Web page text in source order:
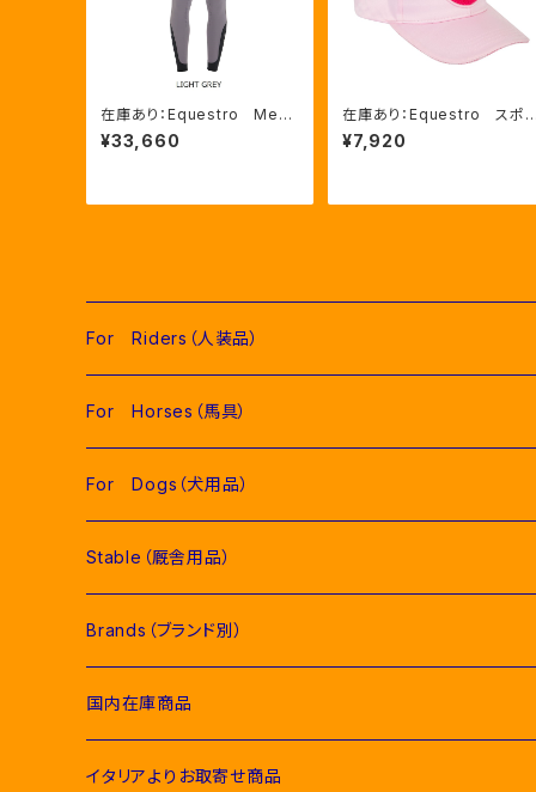
在庫あり：Equestro Me
n’S高機能サマーキュロット
（ニーグリップ）LIGHT GRE
¥33,660
在庫あり：Equestro スポ
ジロゴ ベースボールキャッ
プ ４色（ETU03045）
¥7,920
For Riders（人装品）
Men（男性用衣類）
Competition Jackets（競技用ジャケット）
Competition Shirts（競技用シャツ）
Women（女性用衣類）
Competition Jackets（競技用ジャケット）
Competition Shirts（競技用シャツ）
Young Riders（ジュニア用衣類）
Competition Jackets（競技用ジャケット）
Competition Shirts（競技用シャツ）
Socks & Ties（ソックス、ネクタイ類）
Socks（ソックス）
Ties（ネクタイ類）
Raincoats（レインコート）
Body Protector（ボディプロテクター）
For Horses（馬具）
Pads（ゼッケン、パッド類）
Jumping Pads（障害馬術用ゼッケン）
Dressage Pads（馬場馬術用ゼッケン）
Fly Veils（イヤーネット類）
Bridles＆ Accesories （頭絡、手綱）
Bit（ハミ）
Halter & Lead rope（無口、曳き手）
For Dogs（犬用品）
Stable（厩舎用品）
COMPETITION EQUIPMENT(競技会用品）
Stable Curtains（厩舎かけ）
Bags（バッグ類）
Horse Care（お手入れ用品）
Combs and Brushes（ブラシ）
Brands（ブランド別）
Acavallo（アカバロ）
EGO７（エゴセブン）
国内在庫商品
イタリアよりお取寄せ商品